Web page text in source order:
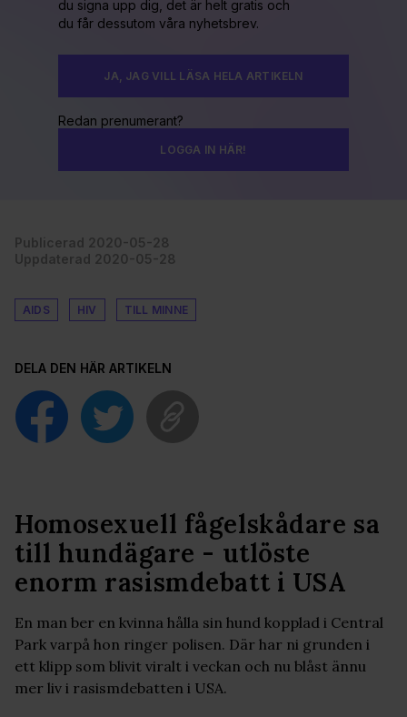
du signa upp dig, det är helt gratis och
du får dessutom våra nyhetsbrev.
JA, JAG VILL LÄSA HELA ARTIKELN
Redan prenumerant?
LOGGA IN HÄR!
Publicerad 2020-05-28
Uppdaterad 2020-05-28
AIDS HIV TILL MINNE
DELA DEN HÄR ARTIKELN
Homosexuell fågelskådare sa
till hundägare - utlöste
enorm rasismdebatt i USA
En man ber en kvinna hålla sin hund kopplad i Central
Park varpå hon ringer polisen. Där har ni grunden i
ett klipp som blivit viralt i veckan och nu blåst ännu
mer liv i rasismdebatten i USA.